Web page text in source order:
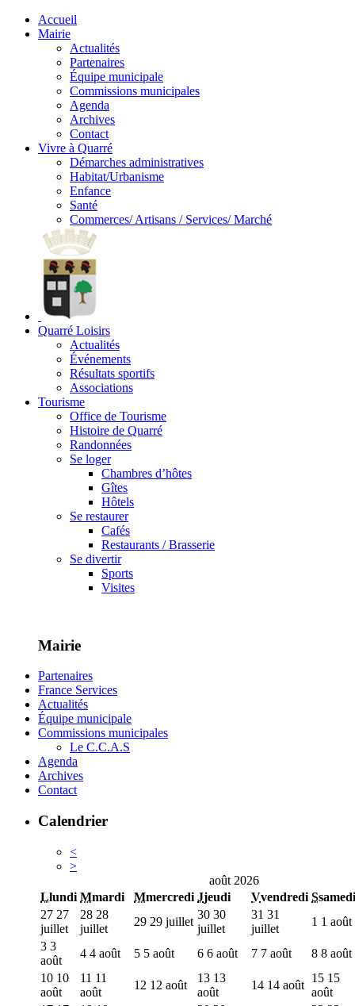
Accueil
Mairie
Actualités
Partenaires
Équipe municipale
Commissions municipales
Agenda
Archives
Contact
Vivre à Quarré
Démarches administratives
Habitat/Urbanisme
Enfance
Santé
Commerces/ Artisans / Services/ Marché
Quarré Loisirs
Actualités
Événements
Résultats sportifs
Associations
Tourisme
Office de Tourisme
Histoire de Quarré
Randonnées
Se loger
Chambres d’hôtes
Gîtes
Hôtels
Se restaurer
Cafés
Restaurants / Brasserie
Se divertir
Sports
Visites
Mairie
Partenaires
France Services
Actualités
Équipe municipale
Commissions municipales
Le C.C.A.S
Agenda
Archives
Contact
Calendrier
<
>
août 2026
Llundi Mmardi Mmercredi Jjeudi Vvendredi Ssamedi
27 27
juillet
28 28
juillet
29 29 juillet
30 30
juillet
31 31
juillet
1 1 août
3 3
août
4 4 août 5 5 août 6 6 août 7 7 août 8 8 août
10 10
août
11 11
août
12 12 août
13 13
août
14 14 août
15 15
août